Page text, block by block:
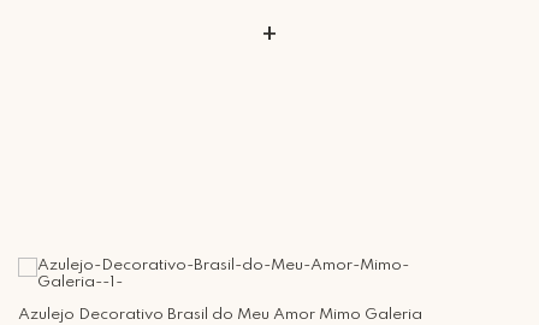
+
Azulejo Decorativo Brasil do Meu Amor Mimo Galeria